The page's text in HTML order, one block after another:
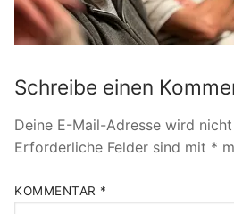
Schreibe einen
Deine E-Mail-Adresse wird
Erforderliche Felder sind mit *
KOMMENTAR *